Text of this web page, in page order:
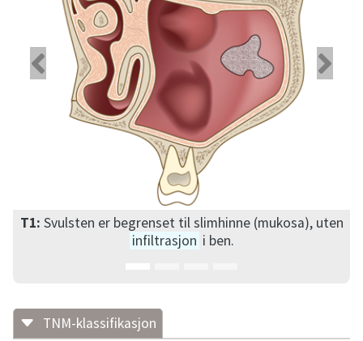
T1: Svulsten er begrenset til slimhinne (mukosa), uten
infiltrasjon i ben.
Forrige
TNM-klassifikasjon